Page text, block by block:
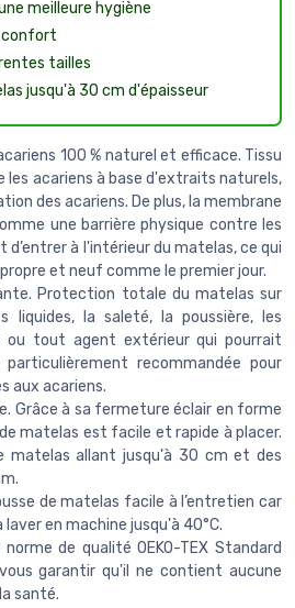
meilleure hygiène
confort
tailles
jusqu'à 30 cm d'épaisseur
100 % naturel et efficace. Tissu
acariens à base d'extraits naturels,
des acariens. De plus, la membrane
une barrière physique contre les
d’entrer à l'intérieur du matelas, ce qui
et neuf comme le premier jour.
Protection totale du matelas sur
liquides, la saleté, la poussière, les
ou tout agent extérieur qui pourrait
particulièrement recommandée pour
aux acariens.
Grâce à sa fermeture éclair en forme
matelas est facile et rapide à placer.
matelas allant jusqu'à 30 cm et des
de matelas facile à l’entretien car
en machine jusqu'à 40°C.
de qualité OEKO-TEX Standard
garantir qu'il ne contient aucune
santé.